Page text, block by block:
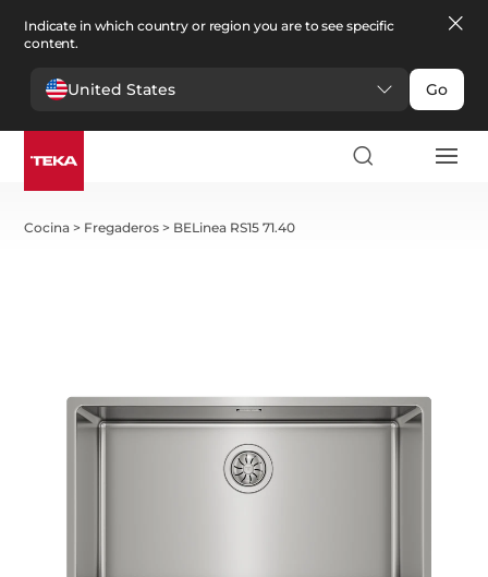
Indicate in which country or region you are to see specific
content.
United States Go
Cocina > Fregaderos > BELinea RS15 71.40